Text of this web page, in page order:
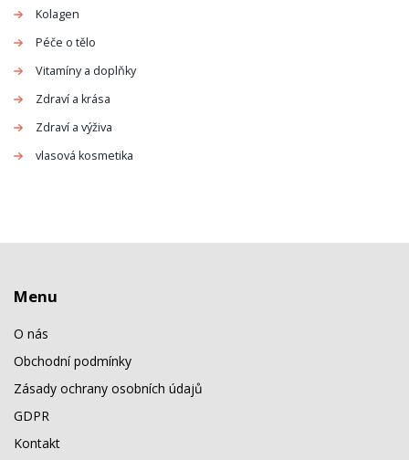
Kolagen
Péče o tělo
Vitamíny a doplňky
Zdraví a krása
Zdraví a výživa
vlasová kosmetika
Menu
O nás
Obchodní podmínky
Zásady ochrany osobních údajů
GDPR
Kontakt